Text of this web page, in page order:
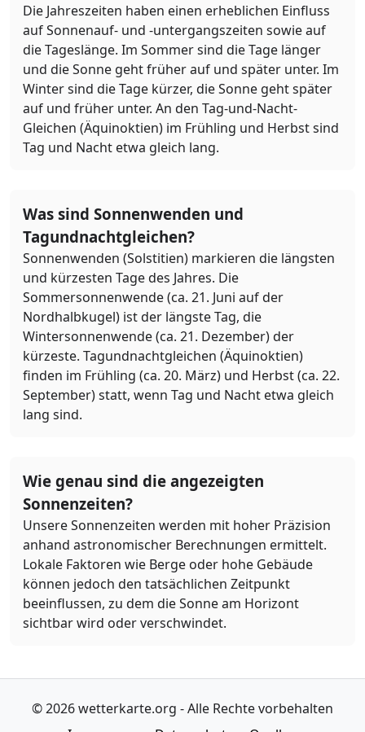
Die Jahreszeiten haben einen erheblichen Einfluss
auf Sonnenauf- und -untergangszeiten sowie auf
die Tageslänge. Im Sommer sind die Tage länger
und die Sonne geht früher auf und später unter. Im
Winter sind die Tage kürzer, die Sonne geht später
auf und früher unter. An den Tag-und-Nacht-
Gleichen (Äquinoktien) im Frühling und Herbst sind
Tag und Nacht etwa gleich lang.
Was sind Sonnenwenden und
Tagundnachtgleichen?
Sonnenwenden (Solstitien) markieren die längsten
und kürzesten Tage des Jahres. Die
Sommersonnenwende (ca. 21. Juni auf der
Nordhalbkugel) ist der längste Tag, die
Wintersonnenwende (ca. 21. Dezember) der
kürzeste. Tagundnachtgleichen (Äquinoktien)
finden im Frühling (ca. 20. März) und Herbst (ca. 22.
September) statt, wenn Tag und Nacht etwa gleich
lang sind.
Wie genau sind die angezeigten
Sonnenzeiten?
Unsere Sonnenzeiten werden mit hoher Präzision
anhand astronomischer Berechnungen ermittelt.
Lokale Faktoren wie Berge oder hohe Gebäude
können jedoch den tatsächlichen Zeitpunkt
beeinflussen, zu dem die Sonne am Horizont
sichtbar wird oder verschwindet.
© 2026 wetterkarte.org - Alle Rechte vorbehalten